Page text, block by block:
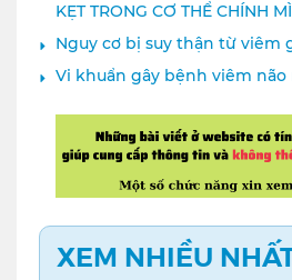
KẸT TRONG CƠ THỂ CHÍNH
Nguy cơ bị suy thận từ viêm
Vi khuẩn gây bệnh viêm
XEM NHIỀU